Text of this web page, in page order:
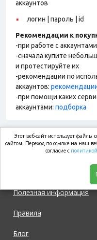
аккаунтов
логин | пароль | id
Рекомендации к
-при работе с
-сначала купите
и протестируйте их
-рекомендации по
аккаунтов:
-при помощи каких
аккаунтами: подборка
Полезная информация
Правила
Блог
Этот веб-сайт использует файлы
сайтом. Переход по ссылке на наш
согласие с